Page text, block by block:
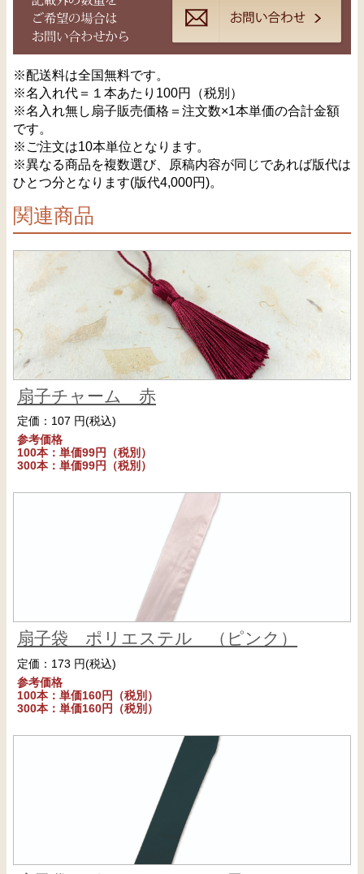
※配送料は全国無料です。
※名入れ代＝１本あたり100円（税別）
※名入れ無し扇子販売価格＝注文数×1本単価の合計金額
です。
※ご注文は10本単位となります。
※異なる商品を複数選び、原稿内容が同じであれば版代は
ひとつ分となります(版代4,000円)。
関連商品
扇子チャーム 赤
定価：107 円(税込)
参考価格
100本：単価99円（税別）
300本：単価99円（税別）
扇子袋 ポリエステル （ピンク）
定価：173 円(税込)
参考価格
100本：単価160円（税別）
300本：単価160円（税別）